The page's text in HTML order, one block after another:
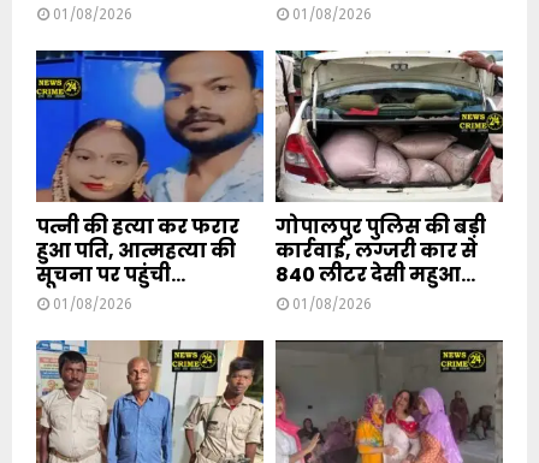
01/08/2026 01/08/2026
पत्नी की हत्या कर फरार
हुआ पति, आत्महत्या की
सूचना पर पहुंची...
01/08/2026
गोपालपुर पुलिस की बड़ी
कार्रवाई, लग्जरी कार से
840 लीटर देसी महुआ...
01/08/2026